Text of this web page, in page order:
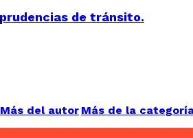
de tránsito.
Más del autor Más de la